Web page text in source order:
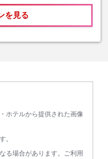
を見る
ホテルから提供された画像
。
る場合があります。ご利用